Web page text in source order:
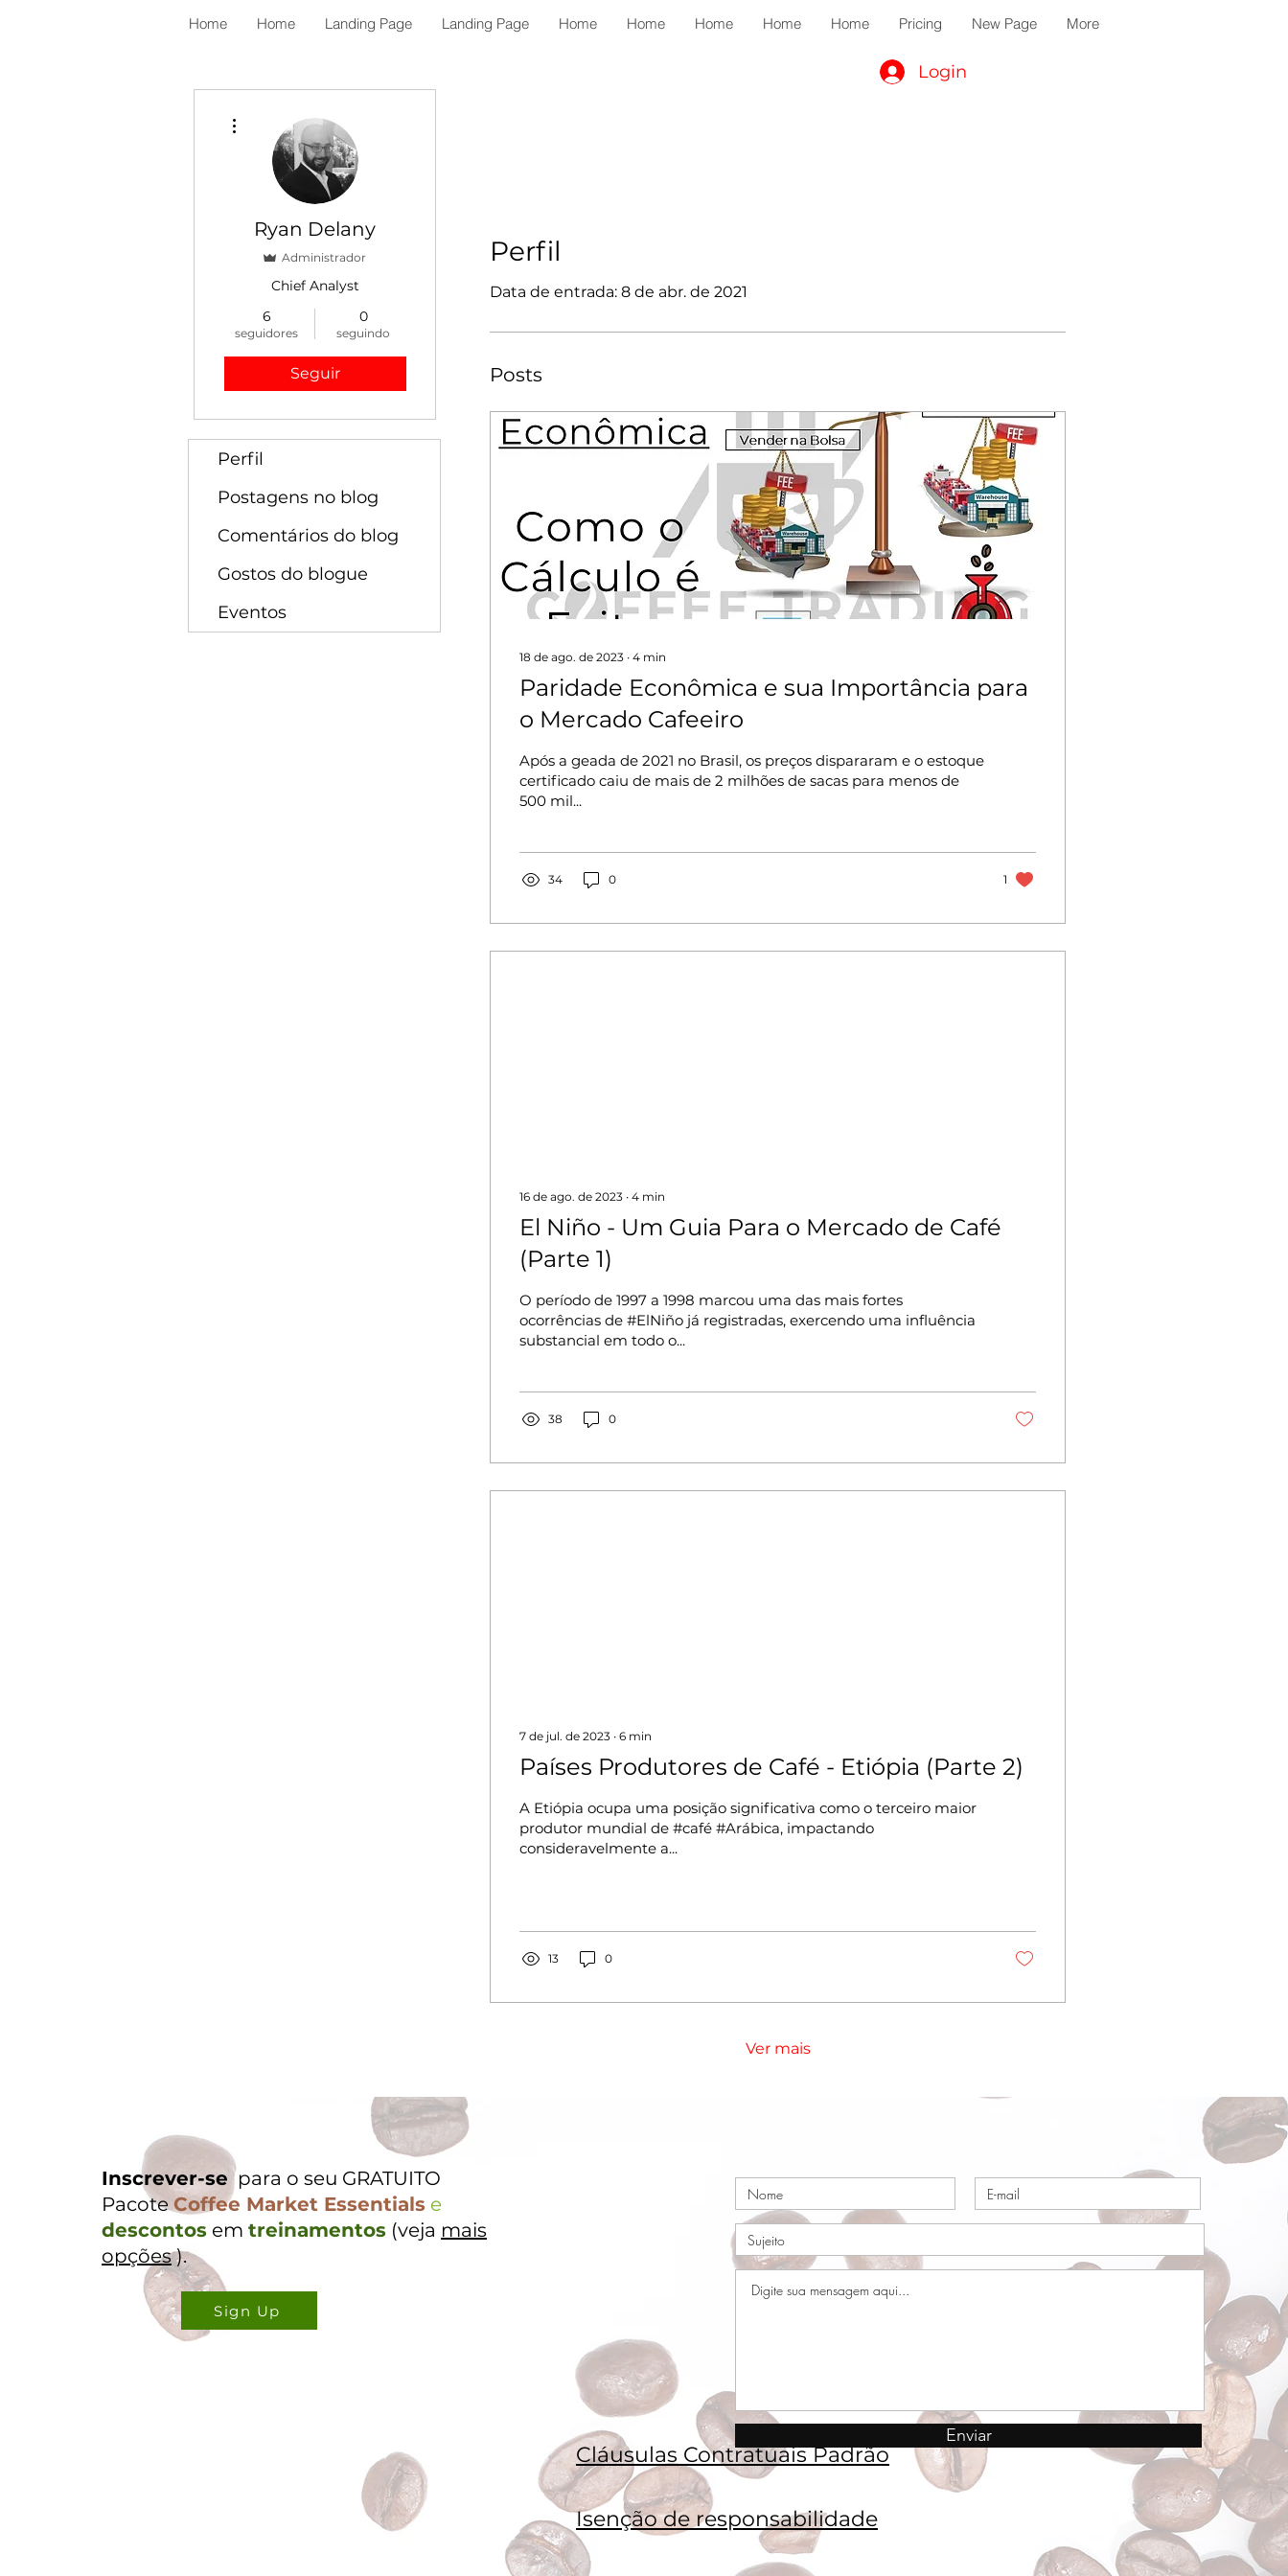
Home Home Landing Page Landing Page Home Home Home Home Home Pricing New Page More
Login
Perfil
Data de entrada: 8 de abr. de 2021
Posts
18 de ago. de 2023 ∙ 4 min
Paridade Econômica e sua Importância para
o Mercado Cafeeiro
Após a geada de 2021 no Brasil, os preços dispararam e o estoque
certificado caiu de mais de 2 milhões de sacas para menos de
500 mil...
34 0 1
16 de ago. de 2023 ∙ 4 min
El Niño - Um Guia Para o Mercado de Café
(Parte 1)
O período de 1997 a 1998 marcou uma das mais fortes
ocorrências de #ElNiño já registradas, exercendo uma influência
substancial em todo o...
38 0
7 de jul. de 2023 ∙ 6 min
Países Produtores de Café - Etiópia (Parte 2)
A Etiópia ocupa uma posição significativa como o terceiro maior
produtor mundial de #café #Arábica, impactando
consideravelmente a...
13 0
Ver mais
Ryan Delany
Administrador
Chief Analyst
6
seguidores
0
seguindo
Seguir
Perfil
Postagens no blog
Comentários do blog
Gostos do blogue
Eventos
Inscrever-se para o seu GRATUITO
Pacote Coffee Market Essentials e
descontos em treinamentos (veja mais
opções).
Sign Up
Cláusulas Contratuais Padrão
Isenção de responsabilidade
Enviar